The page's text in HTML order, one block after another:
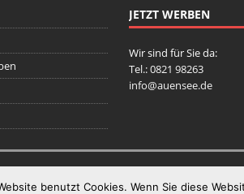
JETZT WERBEN
Wir sind für Sie da:
Tel.: 0821 98263
info@auensee.de
benutzt Cookies. Wenn Sie diese